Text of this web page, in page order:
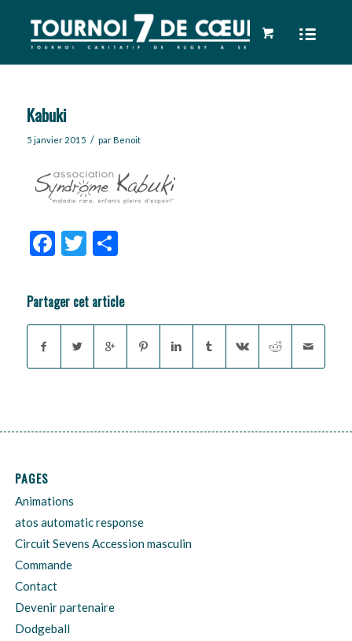
Kabuki
5 janvier 2015 / parBenoit
Facebook
Twitter
Partager
Partager cet article
PAGES
Animations
atos automatic response
Circuit Sevens Accession masculin
Commande
Contact
Devenir partenaire
Dodgeball